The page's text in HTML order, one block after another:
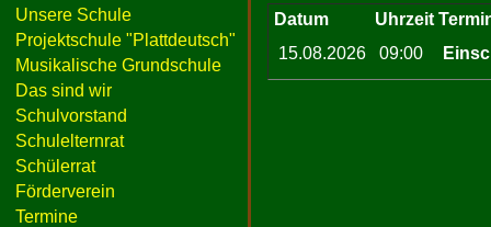
Unsere Schule
Projektschule "Plattdeutsch"
Musikalische Grundschule
Das sind wir
Schulvorstand
Schulelternrat
Schülerrat
Förderverein
Termine
Datum Uhrzeit
15.08.2026
09:00